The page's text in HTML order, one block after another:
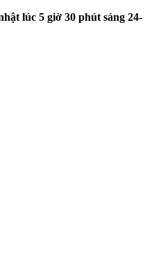
lúc 5 giờ 30 phút sáng 24-